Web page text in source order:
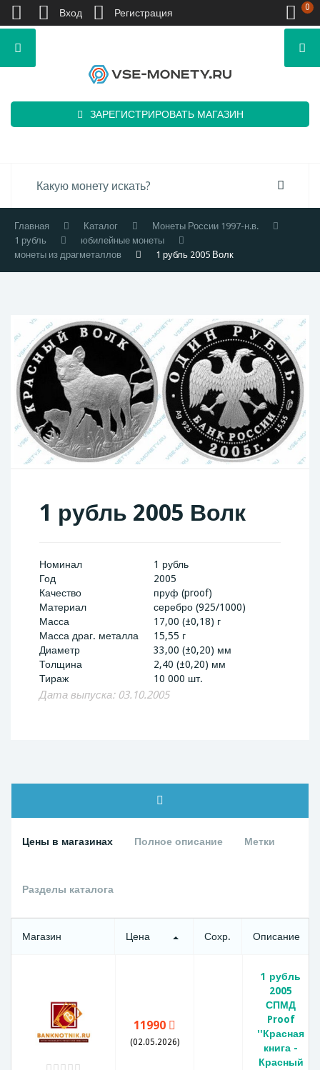
ЗАРЕГИСТРИРОВАТЬ МАГАЗИН
Главная Каталог
Монеты России 1997-н.в.
1 рубль
юбилейные монеты
монеты из драгметаллов
1 рубль 2005 Волк
1 рубль 2005 Волк
Номинал
1 рубль
Год
2005
Качество
пруф (proof)
Материал
серебро (925/1000)
Масса
17,00 (±0,18) г
Масса драг. металла
15,55 г
Диаметр
33,00 (±0,20) мм
Толщина
2,40 (±0,20) мм
Тираж
10 000 шт.
Дата выпуска: 03.10.2005
Цены в магазинах Полное описание Метки
Разделы каталога
Магазин Цена Сохр. Описание
11990
(02.05.2026)
1 рубль
2005
СПМД
Proof
''Красная
книга -
Красный
Вход Регистрация 0